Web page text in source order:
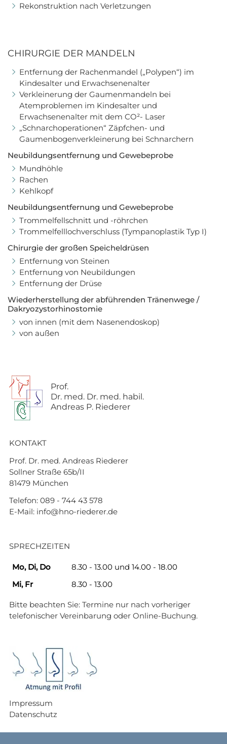
Rekonstruktion nach Verletzungen
CHIRURGIE DER MANDELN
Entfernung der Rachenmandel („Polypen“) im
Kindesalter und Erwachsenenalter
Verkleinerung der Gaumenmandeln bei
Atemproblemen im Kindesalter und
Erwachsenenalter mit dem CO²- Laser
„Schnarchoperationen“ Zäpfchen- und
Gaumenbogenverkleinerung bei Schnarchern
Neubildungsentfernung und Gewebeprobe
Mundhöhle
Rachen
Kehlkopf
Neubildungsentfernung und Gewebeprobe
Trommelfellschnitt und -röhrchen
Trommelfelllochverschluss (Tympanoplastik Typ I)
Chirurgie der großen Speicheldrüsen
Entfernung von Steinen
Entfernung von Neubildungen
Entfernung der Drüse
Wiederherstellung der abführenden Tränenwege /
Dakryozystorhinostomie
von innen (mit dem Nasenendoskop)
von außen
Prof.
Dr. med. Dr. med. habil.
Andreas P. Riederer
KONTAKT
Prof. Dr. med. Andreas Riederer
Sollner Straße 65b/II
81479 München
Telefon: 089 - 744 43 578
E-Mail: info@hno-riederer.de
SPRECHZEITEN
Mo, Di, Do
8.30 - 13.00 und 14.00 - 18.00
Mi, Fr
8.30 - 13.00
Bitte beachten Sie: Termine nur nach vorheriger
telefonischer Vereinbarung oder Online-Buchung.
Impressum
Datenschutz